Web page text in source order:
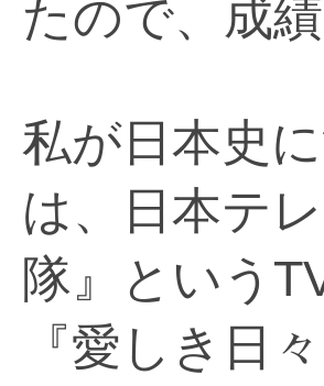
たので、成
私が日本史
は、日本テ
隊』という
『愛しき日